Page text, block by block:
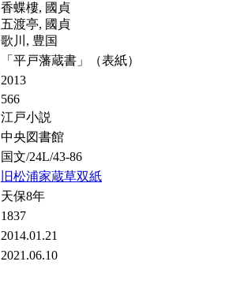
香蝶樓, 國貞
五渡亭, 國貞
歌川, 豊国
「平戸藩蔵書」（表紙）
2013
566
江戸小説
中央図書館
国文/24L/43-86
旧松浦家蔵草双紙
天保8年
1837
2014.01.21
2021.06.10